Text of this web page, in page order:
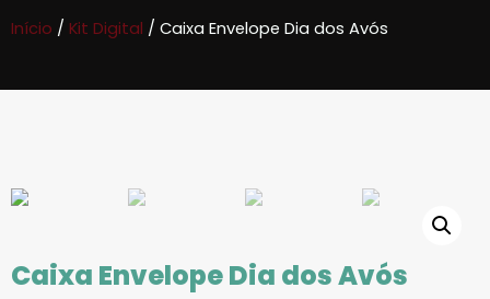
Início / Kit Digital / Caixa Envelope Dia dos Avós
Caixa Envelope Dia dos Avós